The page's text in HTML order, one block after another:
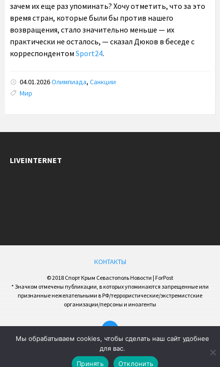
зачем их еще раз упоминать? Хочу отметить, что за это
время стран, которые были бы против нашего
возвращения, стало значительно меньше — их
практически не осталось, — сказал Дюков в беседе с
корреспондентом Sport24.
04.01.2026Олимпиада, Санкции
Tags:
Мир
LIVEINTERNET
КОНТАКТЫ
© 2018 Спорт Крым Севастополь Новости | ForPost
* Значком отмечены публикации, в которых упоминаются запрещенные или
признанные нежелательными в РФ/террористические/экстремистские
организации/персоны и иноагенты
Мы обрабатываем cookies, чтобы сделать наш сайт удобнее
для вас.
Принять
Отклонить